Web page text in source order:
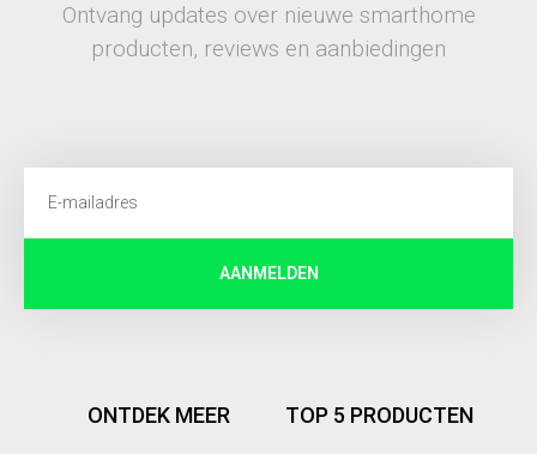
Ontvang updates over nieuwe smarthome
producten, reviews en aanbiedingen
AANMELDEN
ONTDEK MEER TOP 5 PRODUCTEN